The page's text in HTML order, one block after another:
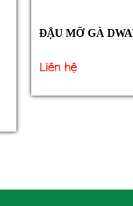
ĐẬU MỠ GÀ
Liên hệ